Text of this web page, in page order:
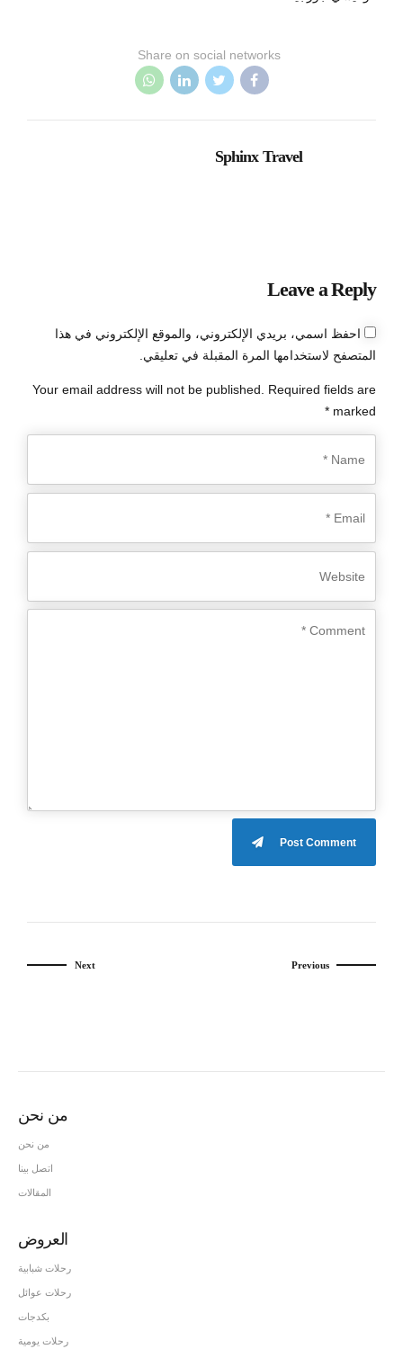
Share on social networks
Sphinx Travel
Leave a Reply
Your email address will not be published. Required fields are
marked *
احفظ اسمي، بريدي الإلكتروني، والموقع الإلكتروني في هذا
المتصفح لاستخدامها المرة المقبلة في تعليقي.
Post Comment
Previous
Next
من نحن
من نحن
اتصل بينا
المقالات
العروض
رحلات شبابية
رحلات عوائل
بكدجات
رحلات يومية